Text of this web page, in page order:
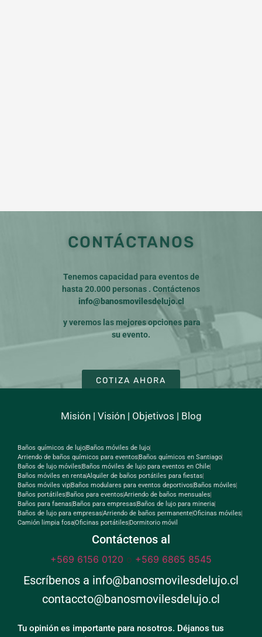
CONTÁCTANOS
Tenemos capacidad para eventos de
hasta 20.000 personas . Contáctenos
info@banosmovilesdelujo.cl
y veremos las mejores opciones para
su evento.
COTIZA AHORA
Misión| Visión| Objetivos | Blog
Baños químicos de lujoBaños móviles de lujo
Arriendo de baños químicos para eventos Baños químicos en Santiago
Baños de lujo móviles Baños móviles de lujo para eventos en Chile
Baños móviles en rentaAlquiler de baños portátiles para fiestas
Baños móviles vipBaños modulares para eventos deportivos Baños móviles
Baños portátiles Baños para eventosArriendo de baños mensuales
Baños para faenas Baños para empresas Baños de lujo para mineria
Baños de lujo para empresasArriendo de baños permanenteOficinas móviles
Camión limpia fosaOficinas portátiles Dormitorio móvil
Contáctenos al
+569 6156 0120 o +569 6865 8545
Escríbenos a info@banosmovilesdelujo.cl
contaccto@banosmovilesdelujo.cl
Tu opinión es importante para nosotros. Déjanos tus